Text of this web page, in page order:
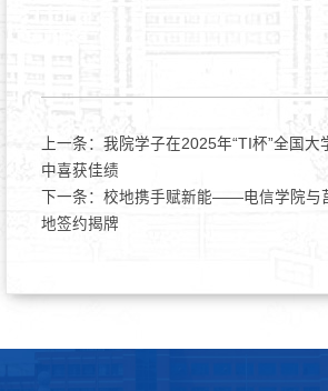
上一条： 我院学子在2025年“TI杯”全国大
中喜获佳绩
下一条： 校地携手赋新能——电信学院与
地签约揭牌